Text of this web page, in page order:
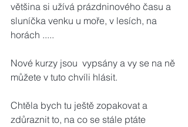
většina si užívá prázdninového času a
sluníčka venku u moře, v lesích, na
horách .....
Nové kurzy jsou  vypsány a vy se na ně
můžete v tuto chvíli hlásit.
Chtěla bych tu ještě zopakovat a
zdůraznit to, na co se stále ptáte